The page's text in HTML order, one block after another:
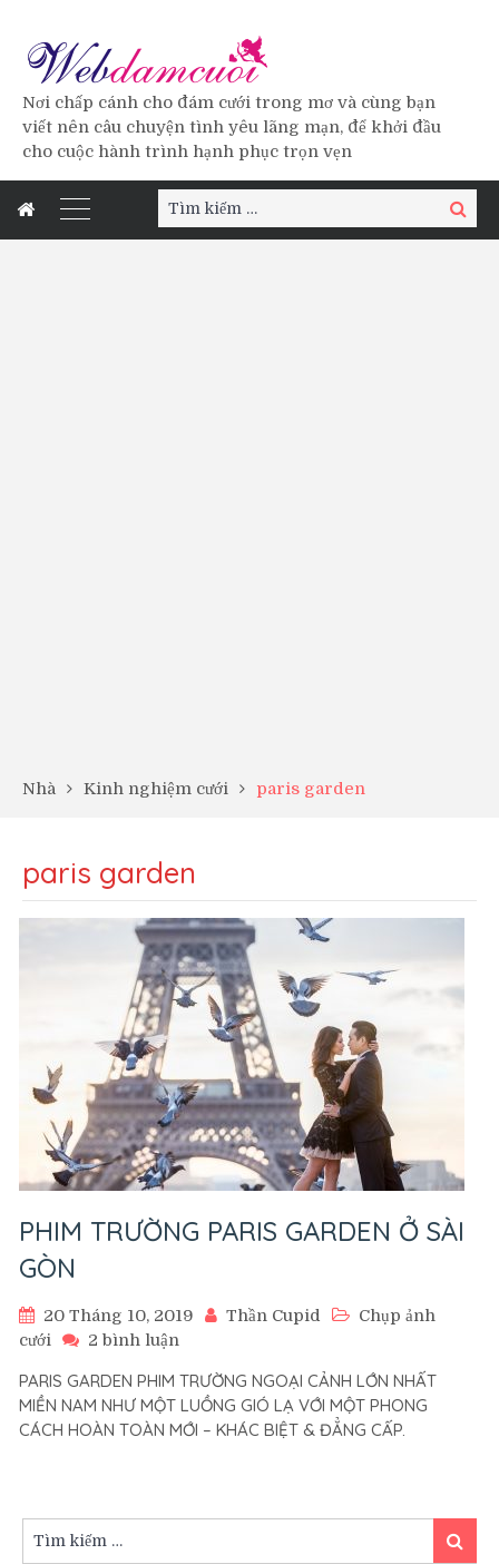
Nơi chấp cánh cho đám cưới trong mơ và cùng bạn
viết nên câu chuyện tình yêu lãng mạn, để khởi đầu
cho cuộc hành trình hạnh phục trọn vẹn
Tìm
kiếm:
Tìm
kiếm
Nhà Kinh nghiệm cưới paris garden
paris garden
PHIM TRƯỜNG PARIS GARDEN Ở SÀI
GÒN
20 Tháng 10, 2019 Thần Cupid
Chụp ảnh
cưới
2 bình luận
TRƯỜNG
PARIS
GARDEN
PARIS GARDEN PHIM TRƯỜNG NGOẠI CẢNH LỚN NHẤT
MIỀN NAM NHƯ MỘT LUỒNG GIÓ LẠ VỚI MỘT PHONG
CÁCH HOÀN TOÀN MỚI – KHÁC BIỆT & ĐẲNG CẤP.
kiếm:
Tìm
kiếm